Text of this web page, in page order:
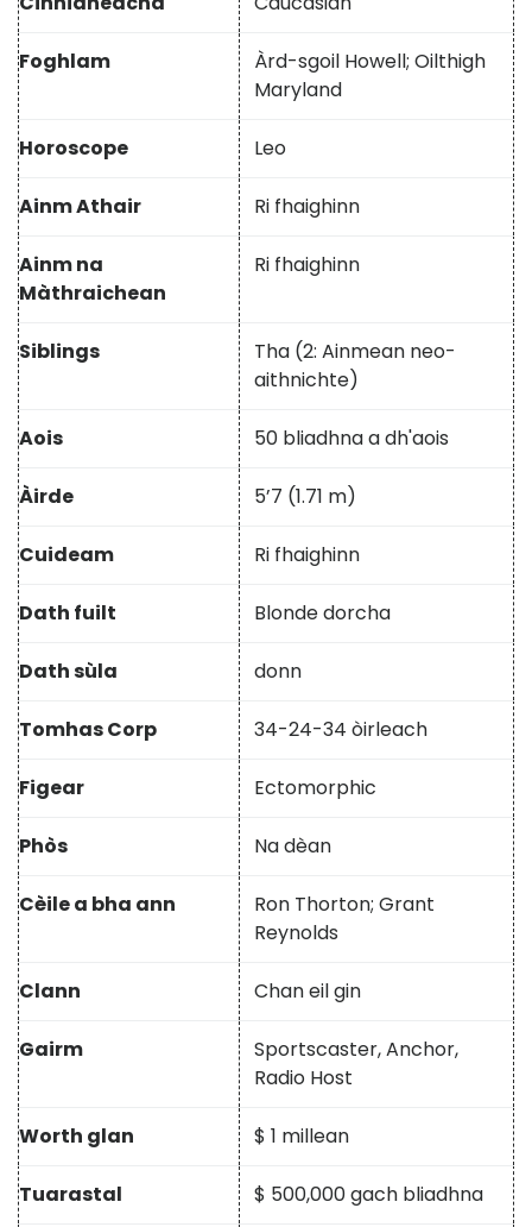
Foghlam
Àrd-sgoil Howell; Oilthigh
Maryland
Horoscope Leo
Ainm Athair Ri fhaighinn
Ainm na
Màthraichean
Ri fhaighinn
Siblings
Tha (2: Ainmean neo-
aithnichte)
Aois 50 bliadhna a dh'aois
Àirde 5’7 (1.71 m)
Cuideam Ri fhaighinn
Dath fuilt Blonde dorcha
Dath sùla donn
Tomhas Corp 34-24-34 òirleach
Figear Ectomorphic
Phòs Na dèan
Cèile a bha ann
Ron Thorton; Grant
Reynolds
Clann Chan eil gin
Gairm
Sportscaster, Anchor,
Radio Host
Worth glan $ 1 millean
Tuarastal $ 500,000 gach bliadhna